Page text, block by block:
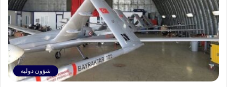
شؤون دولية